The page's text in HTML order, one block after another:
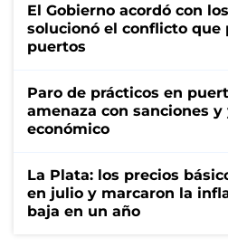
El Gobierno acordó con
solucionó el conflicto que
puertos
Paro de prácticos en
amenaza con sanciones
económico
La Plata: los precios
en julio y marcaron la
baja en un año